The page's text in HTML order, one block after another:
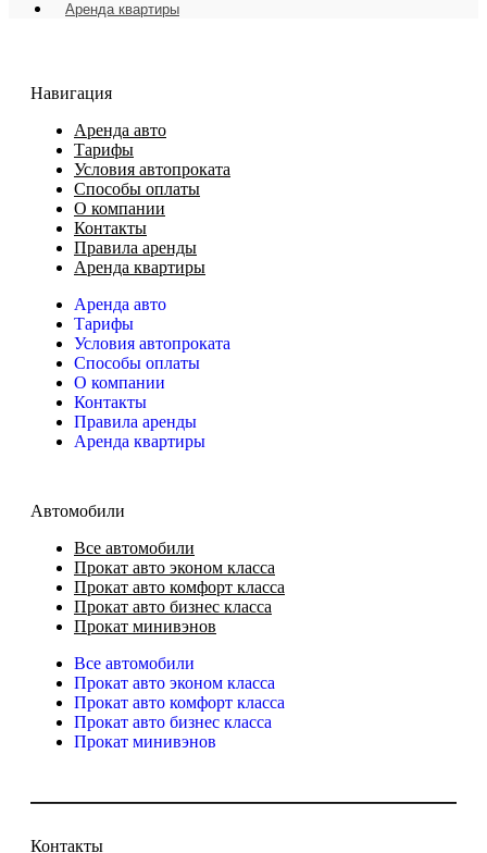
Аренда квартиры
Навигация
Аренда авто
Тарифы
Условия автопроката
Способы оплаты
О компании
Контакты
Правила аренды
Аренда квартиры
Аренда авто
Тарифы
Условия автопроката
Способы оплаты
О компании
Контакты
Правила аренды
Аренда квартиры
Автомобили
Все автомобили
Прокат авто эконом класса
Прокат авто комфорт класса
Прокат авто бизнес класса
Прокат минивэнов
Все автомобили
Прокат авто эконом класса
Прокат авто комфорт класса
Прокат авто бизнес класса
Прокат минивэнов
Контакты